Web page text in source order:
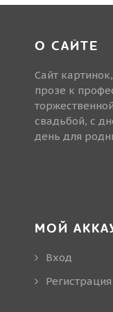
О САЙТЕ
Сайт
прозе к
свадьбой, с
день для
МОЙ
Вход
Регистрация